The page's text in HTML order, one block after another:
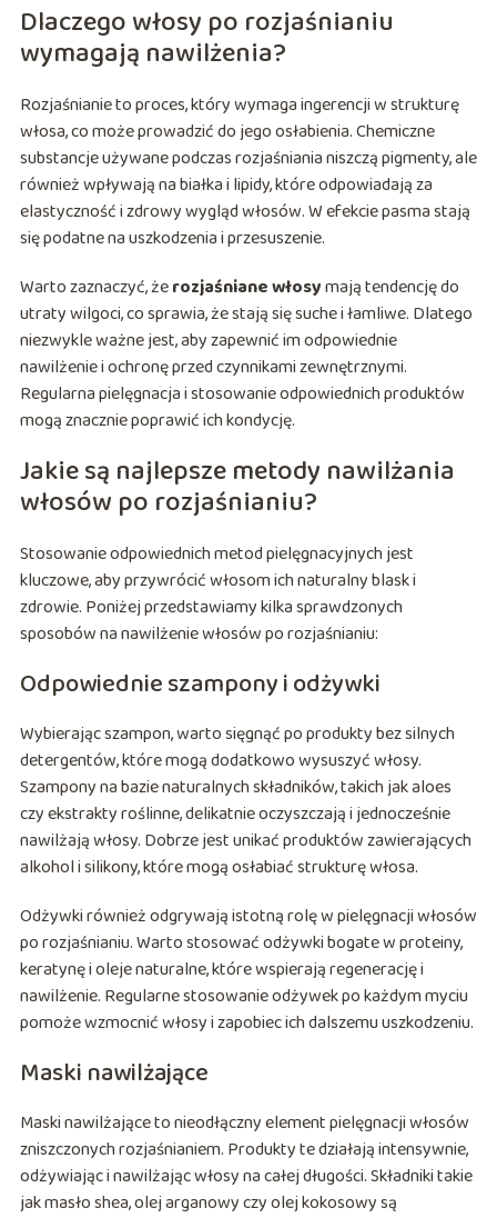
Dlaczego włosy po rozjaśnianiu
wymagają nawilżenia?
Rozjaśnianie to proces, który wymaga ingerencji w strukturę
włosa, co może prowadzić do jego osłabienia. Chemiczne
substancje używane podczas rozjaśniania niszczą pigmenty, ale
również wpływają na białka i lipidy, które odpowiadają za
elastyczność i zdrowy wygląd włosów. W efekcie pasma stają
się podatne na uszkodzenia i przesuszenie.
Warto zaznaczyć, żerozjaśniane włosymają tendencję do
utraty wilgoci, co sprawia, że stają się suche i łamliwe. Dlatego
niezwykle ważne jest, aby zapewnić im odpowiednie
nawilżenie i ochronę przed czynnikami zewnętrznymi.
Regularna pielęgnacja i stosowanie odpowiednich produktów
mogą znacznie poprawić ich kondycję.
Jakie są najlepsze metody nawilżania
włosów po rozjaśnianiu?
Stosowanie odpowiednich metod pielęgnacyjnych jest
kluczowe, aby przywrócić włosom ich naturalny blask i
zdrowie. Poniżej przedstawiamy kilka sprawdzonych
sposobów na nawilżenie włosów po rozjaśnianiu:
Odpowiednie szampony i odżywki
Wybierając szampon, warto sięgnąć po produkty bez silnych
detergentów, które mogą dodatkowo wysuszyć włosy.
Szampony na bazie naturalnych składników, takich jak aloes
czy ekstrakty roślinne, delikatnie oczyszczają i jednocześnie
nawilżają włosy. Dobrze jest unikać produktów zawierających
alkohol i silikony, które mogą osłabiać strukturę włosa.
Odżywki również odgrywają istotną rolę w pielęgnacji włosów
po rozjaśnianiu. Warto stosować odżywki bogate w proteiny,
keratynę i oleje naturalne, które wspierają regenerację i
nawilżenie. Regularne stosowanie odżywek po każdym myciu
pomoże wzmocnić włosy i zapobiec ich dalszemu uszkodzeniu.
Maski nawilżające
Maski nawilżające to nieodłączny element pielęgnacji włosów
zniszczonych rozjaśnianiem. Produkty te działają intensywnie,
odżywiając i nawilżając włosy na całej długości. Składniki takie
jak masło shea, olej arganowy czy olej kokosowy są